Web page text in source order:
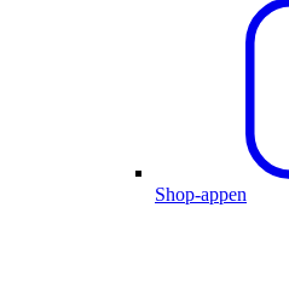
Shop-appen